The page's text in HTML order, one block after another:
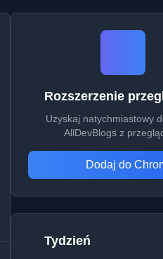
Rozszerzenie
Uzyskaj natychmiastowy
AllDevBlogs z
Dodaj do
Tydzień